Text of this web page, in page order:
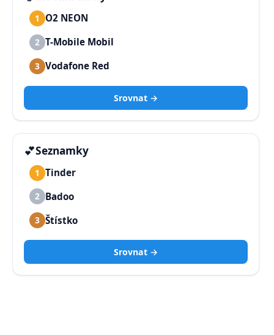
1 O2 NEON
2 T-Mobile Mobil
3 Vodafone Red
Srovnat →
💕Seznamky
1 Tinder
2 Badoo
3 Štístko
Srovnat →